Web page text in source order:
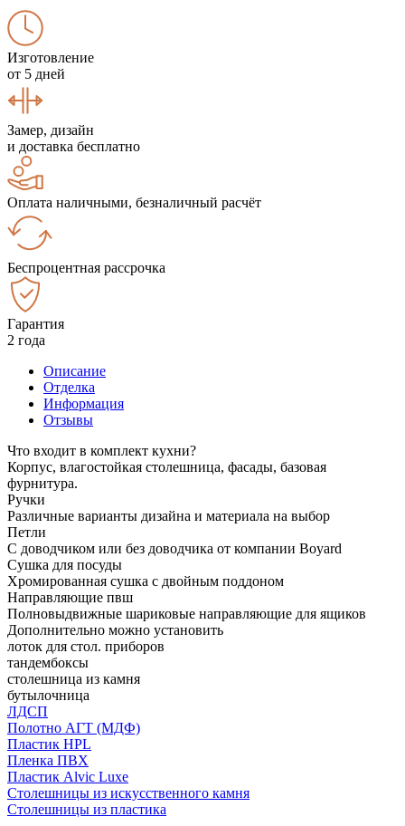
Изготовление
от 5 дней
Замер, дизайн
и доставка бесплатно
Оплата наличными, безналичный расчёт
Беспроцентная рассрочка
Гарантия
2 года
Описание
Отделка
Информация
Отзывы
Что входит в комплект кухни?
Корпус, влагостойкая столешница, фасады, базовая
фурнитура.
Ручки
Различные варианты дизайна и материала на выбор
Петли
С доводчиком или без доводчика от компании Boyard
Сушка для посуды
Хромированная сушка с двойным поддоном
Направляющие пвш
Полновыдвижные шариковые направляющие для ящиков
Дополнительно можно установить
лоток для стол. приборов
тандембоксы
столешница из камня
бутылочница
ЛДСП
Полотно АГТ (МДФ)
Пластик HPL
Пленка ПВХ
Пластик Alvic Luxe
Столешницы из искусственного камня
Столешницы из пластика